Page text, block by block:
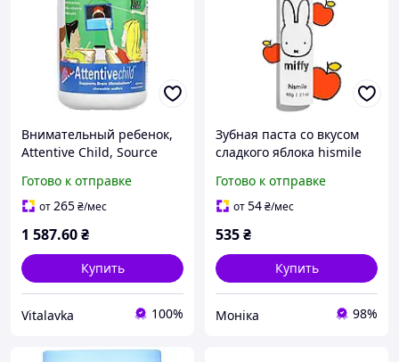
Внимательный ребенок,
Attentive Child, Source
120 жевательных
таблеток yY.
Готово к отправке
от265₴/мес
1 587.60₴
Купить
Vitalavka 100%
Зубная паста со вкусом
сладкого яблока hismile
Готово к отправке
от54₴/мес
535₴
Купить
Моніка 98%